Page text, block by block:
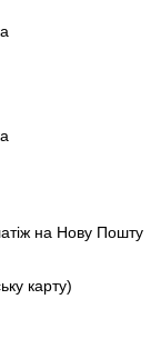
на Нову Пошту
карту)